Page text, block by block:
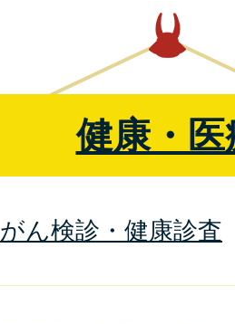
健康・医
がん検診・健康診査